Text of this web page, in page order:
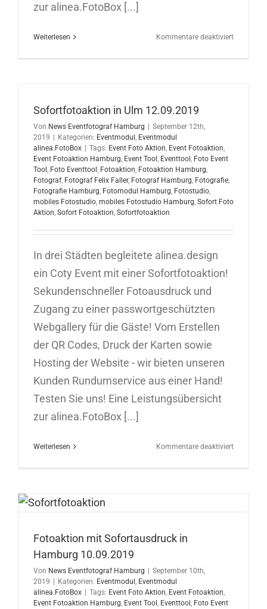
zur alinea.FotoBox [...]
Weiterlesen Kommentare deaktiviertfür
Sofortfotoaktion in Ulm 12.09.2019
Von News Eventfotograf Hamburg
September 12th,
2019
Kategorien: Eventmodul , Eventmodul
alinea.FotoBox
Tags: Event Foto Aktion, Event Fotoaktion,
Event Fotoaktion Hamburg, Event Tool , Eventtool , Foto Event
Tool , Foto Eventtool , Fotoaktion, Fotoaktion Hamburg,
Fotograf, Fotograf Felix Faller, Fotograf Hamburg, Fotografie,
Fotografie Hamburg, Fotomodul Hamburg, Fotostudio,
mobiles Fotostudio, mobiles Fotostudio Hamburg, Sofort Foto
Aktion, Sofort Fotoaktion, Sofortfotoaktion
In drei Städten begleitete alinea.design
ein Coty Event mit einer Sofortfotoaktion!
Sekundenschneller Fotoausdruck und
Zugang zu einer passwortgeschützten
Webgallery für die Gäste! Vom Erstellen
der QR Codes, Druck der Karten sowie
Hosting der Website - wir bieten unseren
Kunden Rundumservice aus einer Hand!
Testen Sie uns! Eine Leistungsübersicht
zur alinea.FotoBox [...]
Weiterlesen Kommentare deaktiviertfür
Fotoaktion mit Sofortausdruck in
Hamburg 10.09.2019
Von News Eventfotograf Hamburg
September 10th,
2019
Kategorien: Eventmodul , Eventmodul
alinea.FotoBox
Tags: Event Foto Aktion, Event Fotoaktion,
Event Fotoaktion Hamburg, Event Tool , Eventtool , Foto Event